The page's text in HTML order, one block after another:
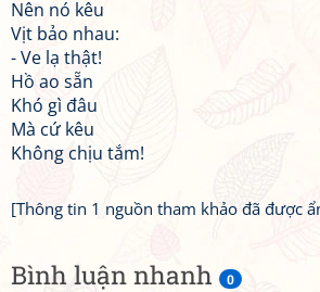
Bình luận nhanh 0
Nên nó kêu
Vịt bảo nhau:
- Ve lạ thật!
Hồ ao sẵn
Khó gì đâu
Mà cứ kêu
Không chịu tắm!
[Thông tin 1 nguồn tham khảo đã được